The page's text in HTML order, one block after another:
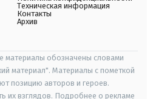
Техническая информация
Контакты
Архив
материалы обозначены словами
материал". Материалы с пометкой
позицию авторов и героев.
их взглядов. Подробнее о рекламе